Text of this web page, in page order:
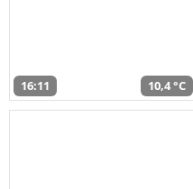
16:11 10,4 °C